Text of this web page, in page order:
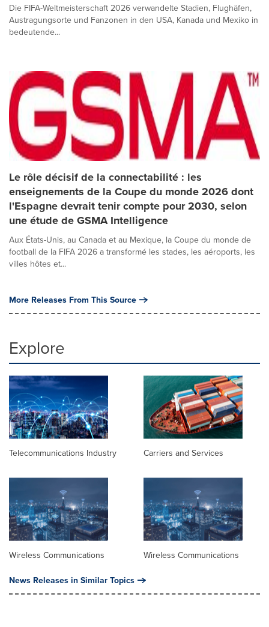
Die FIFA-Weltmeisterschaft 2026 verwandelte Stadien, Flughäfen,
Austragungsorte und Fanzonen in den USA, Kanada und Mexiko in
bedeutende...
Le rôle décisif de la connectabilité : les
enseignements de la Coupe du monde 2026 dont
l'Espagne devrait tenir compte pour 2030, selon
une étude de GSMA Intelligence
Aux États-Unis, au Canada et au Mexique, la Coupe du monde de
football de la FIFA 2026 a transformé les stades, les aéroports, les
villes hôtes et...
More Releases From This Source
Explore
Telecommunications Industry Carriers and Services
Wireless Communications Wireless Communications
News Releases in Similar Topics